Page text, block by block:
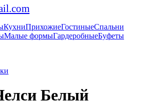
КухниПрихожиеГостиныеСпальни
Малые формыГардеробныеБуфеты
Белый